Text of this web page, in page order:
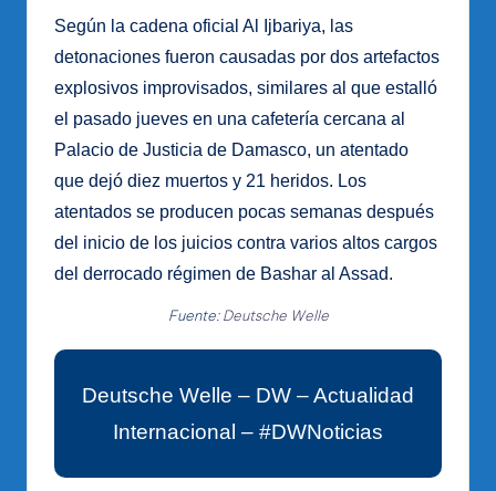
Según la cadena oficial Al Ijbariya, las
detonaciones fueron causadas por dos artefactos
explosivos improvisados, similares al que estalló
el pasado jueves en una cafetería cercana al
Palacio de Justicia de Damasco, un atentado
que dejó diez muertos y 21 heridos. Los
atentados se producen pocas semanas después
del inicio de los juicios contra varios altos cargos
del derrocado régimen de Bashar al Assad.
Fuente:Deutsche Welle
Deutsche Welle – DW – Actualidad
Internacional – #DWNoticias